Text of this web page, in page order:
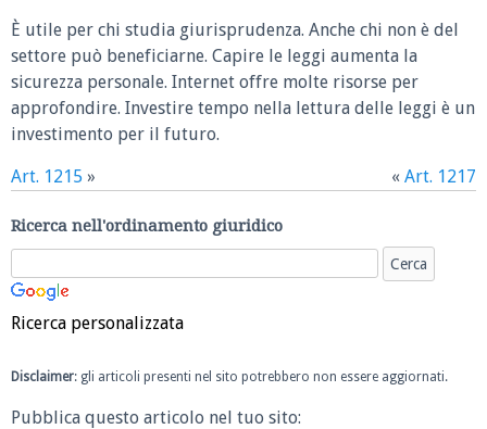
È utile per chi studia giurisprudenza. Anche chi non è del
settore può beneficiarne. Capire le leggi aumenta la
sicurezza personale. Internet offre molte risorse per
approfondire. Investire tempo nella lettura delle leggi è un
investimento per il futuro.
Art. 1215 » « Art. 1217
Ricerca nell'ordinamento giuridico
Ricerca personalizzata
Disclaimer: gli articoli presenti nel sito potrebbero non essere aggiornati.
Pubblica questo articolo nel tuo sito: